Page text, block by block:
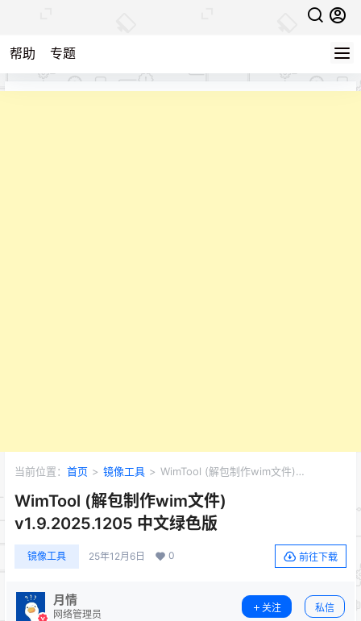
帮助 专题
当前位置： 首页 > 镜像工具 > WimTool (解包制作wim文件)
WimTool (解包制作wim文件)
v1.9.2025.1205 中文绿色版
镜像工具 25年12月6日 0 前往下载
月情
网络管理员
关注 私信